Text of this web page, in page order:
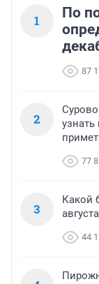
1
По
87
2
77
3
Какой
44